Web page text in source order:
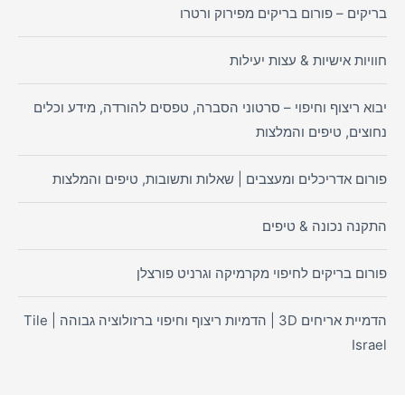
בריקים – פורום בריקים מפירוק ורטרו
חוויות אישיות & עצות יעילות
יבוא ריצוף וחיפוי – סרטוני הסברה, טפסים להורדה, מידע וכלים
נחוצים, טיפים והמלצות
פורום אדריכלים ומעצבים | שאלות ותשובות, טיפים והמלצות
התקנה נכונה & טיפים
פורום בריקים לחיפוי מקרמיקה וגרניט פורצלן
הדמיית אריחים 3D | הדמיות ריצוף וחיפוי ברזולוציה גבוהה | Tile
Israel